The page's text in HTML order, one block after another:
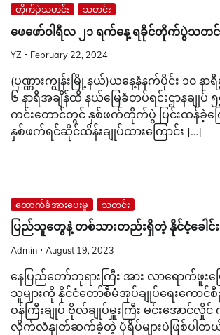
တိုက်ပွဲသတင်း သတင်း
ဖေဖော်ဝါရီလ ၂၁ ရက်နေ့ ရခိုင်တိုက်ပွဲသတင်
YZ February 22, 2024
(ပုဏ္ဏားကျွန်းမြို့နယ်)ယနေ့နံနက်ပိုင်း ၁၀ န
၆ နာရီအချိန်ထိ နယ်မြေခံတပ်ရင်းဌာနချုပ်
ကင်းတောင်တွင် နှစ်ဖက်တိုက်ပွဲ ပြင်းထန်ခဲ့ကြ
နှစ်ဖက်ရင်ဆိုင်ထိန်းချုပ်ထားကြောင်း […]
ထောက်ခံအားပေးမှု သတင်း
ပြည်သူတွေနဲ့ တစ်သားတည်းရှိတဲ့ နိုင်ငံ့ခေါင်
Admin August 19, 2023
နေပြည်တော်ဘုရားကြီး အား လာရောက်ဖူး
သူများကို နိုင်ငံတော်စီမံအုပ်ချုပ်ရေးကောင်စီ
ဝန်ကြီးချုပ် ဗိုလ်ချုပ်မှူးကြီး မင်းအောင်လှိုင်
လိုက်လံနှုတ်ဆက်ခဲ့တဲ့ ပုံရိပ်များပဲဖြစ်ပါတ